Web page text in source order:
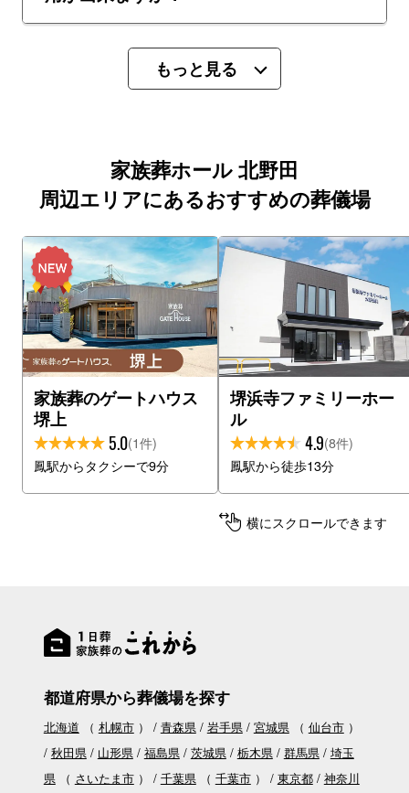
もっと見る
家族葬ホール 北野田
周辺エリアにあるおすすめの葬儀場
家族葬のゲートハウス
堺上
5.0(1件)
鳳駅からタクシーで9分
堺浜寺ファミリーホー
ル
4.9(8件)
鳳駅から徒歩13分
横にスクロールできます
都道府県から葬儀場を探す
北海道 （ 札幌市） 青森県 岩手県 宮城県（ 仙台市）
秋田県
山形県 福島県 茨城県 栃木県 群馬県
埼玉
県（ さいたま市） 千葉県（ 千葉市） 東京都
神奈川